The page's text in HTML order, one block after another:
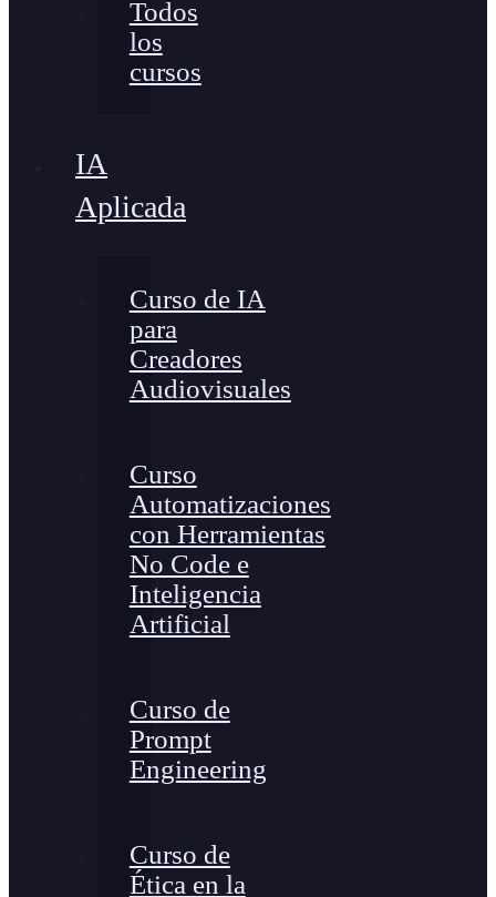
Todos
los
cursos
IA
Aplicada
Curso de IA
para
Creadores
Audiovisuales
Curso
Automatizaciones
con Herramientas
No Code e
Inteligencia
Artificial
Curso de
Prompt
Engineering
Curso de
Ética en la